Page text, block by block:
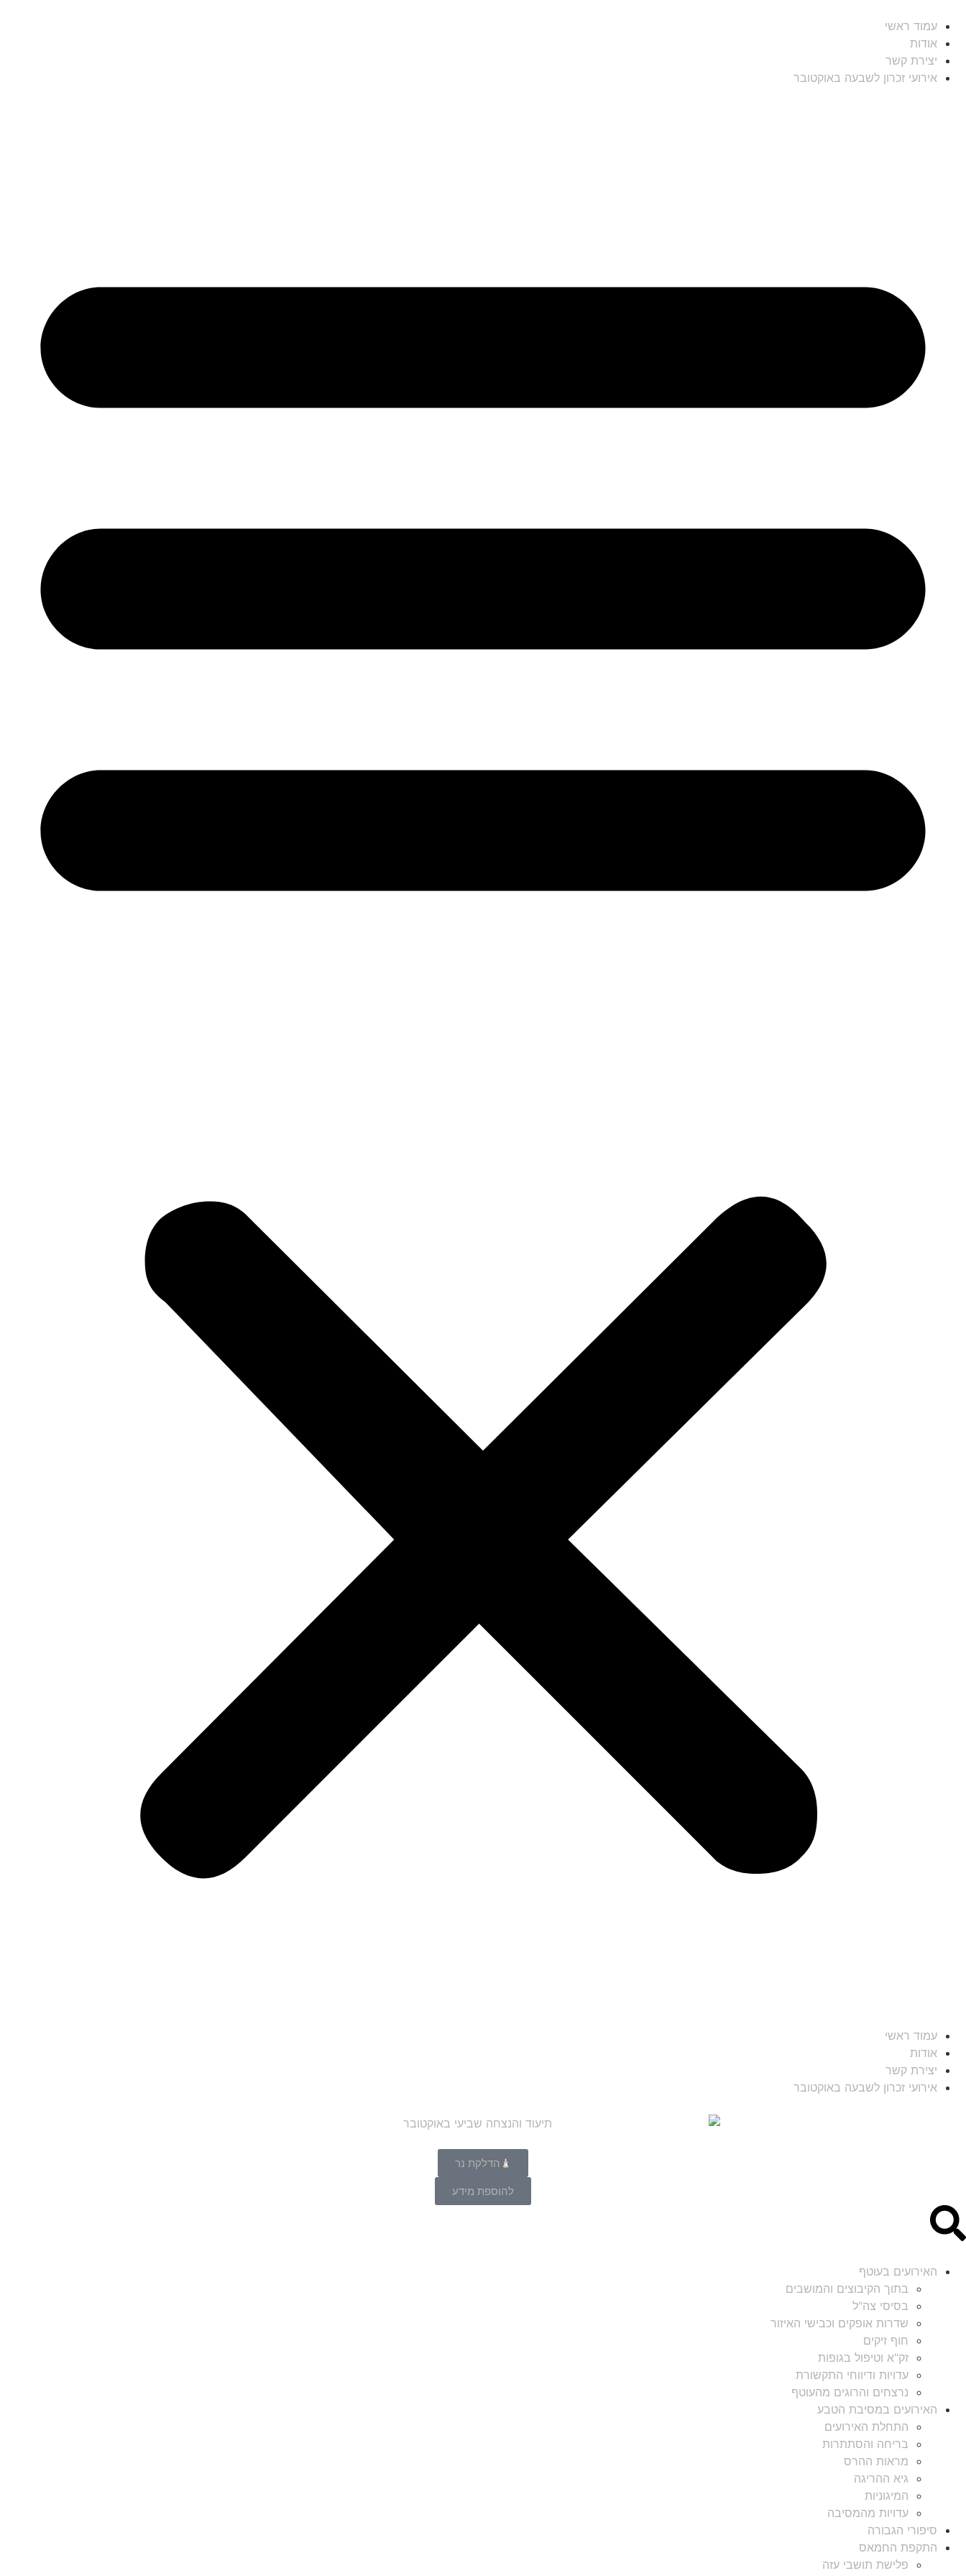
עמוד ראשי
אודות
יצירת קשר
אירועי זכרון לשבעה באוקטובר
עמוד ראשי
אודות
יצירת קשר
אירועי זכרון לשבעה באוקטובר
הדלקת נר
להוספת מידע
האירועים בעוטף
בתוך הקיבוצים והמושבים
בסיסי צה"ל
שדרות אופקים וכבישי האיזור
חוף זיקים
זק"א וטיפול בגופות
עדויות ודיווחי התקשורת
נרצחים והרוגים מהעוטף
האירועים במסיבת הטבע
התחלת האירועים
בריחה והסתתרות
מראות ההרס
גיא ההריגה
המיגוניות
עדויות מהמסיבה
סיפורי הגבורה
התקפת החמאס
פלישת תושבי עזה